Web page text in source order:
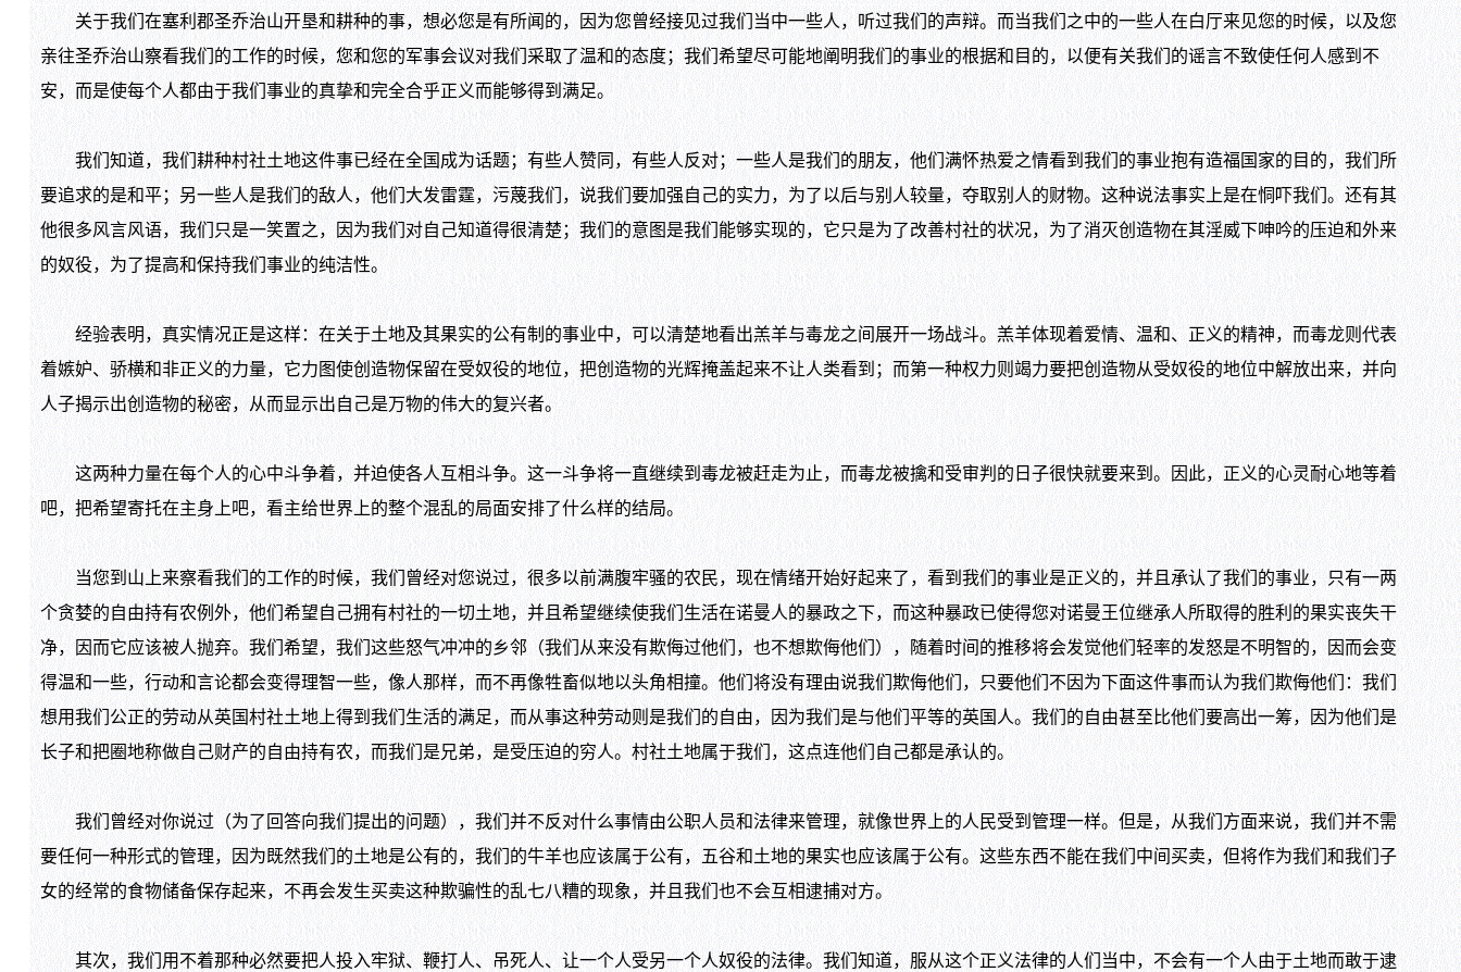
关于我们在塞利郡圣乔治山开垦和耕种的事，想必您是有所闻的，因为您曾经接见过我们当中一些人，听过我们的声辩。而当我们之中的一些人在白厅来见您的时候，以及您
亲往圣乔治山察看我们的工作的时候，您和您的军事会议对我们采取了温和的态度；我们希望尽可能地阐明我们的事业的根据和目的，以便有关我们的谣言不致使任何人感到不
安，而是使每个人都由于我们事业的真挚和完全合乎正义而能够得到满足。
我们知道，我们耕种村社土地这件事已经在全国成为话题；有些人赞同，有些人反对；一些人是我们的朋友，他们满怀热爱之情看到我们的事业抱有造福国家的目的，我们所
要追求的是和平；另一些人是我们的敌人，他们大发雷霆，污蔑我们，说我们要加强自己的实力，为了以后与别人较量，夺取别人的财物。这种说法事实上是在恫吓我们。还有其
他很多风言风语，我们只是一笑置之，因为我们对自己知道得很清楚；我们的意图是我们能够实现的，它只是为了改善村社的状况，为了消灭创造物在其淫威下呻吟的压迫和外来
的奴役，为了提高和保持我们事业的纯洁性。
经验表明，真实情况正是这样：在关于土地及其果实的公有制的事业中，可以清楚地看出羔羊与毒龙之间展开一场战斗。羔羊体现着爱情、温和、正义的精神，而毒龙则代表
着嫉妒、骄横和非正义的力量，它力图使创造物保留在受奴役的地位，把创造物的光辉掩盖起来不让人类看到；而第一种权力则竭力要把创造物从受奴役的地位中解放出来，并向
人子揭示出创造物的秘密，从而显示出自己是万物的伟大的复兴者。
这两种力量在每个人的心中斗争着，并迫使各人互相斗争。这一斗争将一直继续到毒龙被赶走为止，而毒龙被擒和受审判的日子很快就要来到。因此，正义的心灵耐心地等着
吧，把希望寄托在主身上吧，看主给世界上的整个混乱的局面安排了什么样的结局。
当您到山上来察看我们的工作的时候，我们曾经对您说过，很多以前满腹牢骚的农民，现在情绪开始好起来了，看到我们的事业是正义的，并且承认了我们的事业，只有一两
个贪婪的自由持有农例外，他们希望自己拥有村社的一切土地，并且希望继续使我们生活在诺曼人的暴政之下，而这种暴政已使得您对诺曼王位继承人所取得的胜利的果实丧失干
净，因而它应该被人抛弃。我们希望，我们这些怒气冲冲的乡邻（我们从来没有欺侮过他们，也不想欺侮他们），随着时间的推移将会发觉他们轻率的发怒是不明智的，因而会变
得温和一些，行动和言论都会变得理智一些，像人那样，而不再像牲畜似地以头角相撞。他们将没有理由说我们欺侮他们，只要他们不因为下面这件事而认为我们欺侮他们：我们
想用我们公正的劳动从英国村社土地上得到我们生活的满足，而从事这种劳动则是我们的自由，因为我们是与他们平等的英国人。我们的自由甚至比他们要高出一筹，因为他们是
长子和把圈地称做自己财产的自由持有农，而我们是兄弟，是受压迫的穷人。村社土地属于我们，这点连他们自己都是承认的。
我们曾经对你说过（为了回答向我们提出的问题），我们并不反对什么事情由公职人员和法律来管理，就像世界上的人民受到管理一样。但是，从我们方面来说，我们并不需
要任何一种形式的管理，因为既然我们的土地是公有的，我们的牛羊也应该属于公有，五谷和土地的果实也应该属于公有。这些东西不能在我们中间买卖，但将作为我们和我们子
女的经常的食物储备保存起来，不再会发生买卖这种欺骗性的乱七八糟的现象，并且我们也不会互相逮捕对方。
其次，我们用不着那种必然要把人投入牢狱、鞭打人、吊死人、让一个人受另一个人奴役的法律。我们知道，服从这个正义法律的人们当中，不会有一个人由于土地而敢于逮